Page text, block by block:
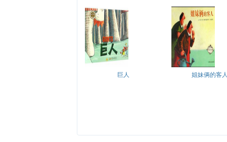
巨人 姐妹俩的客人